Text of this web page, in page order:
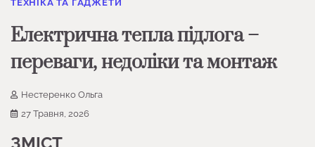
ТЕХНІКА ТА ГАДЖЕТИ
Електрична тепла підлога –
переваги, недоліки та монтаж
Нестеренко Ольга
27 Травня, 2026